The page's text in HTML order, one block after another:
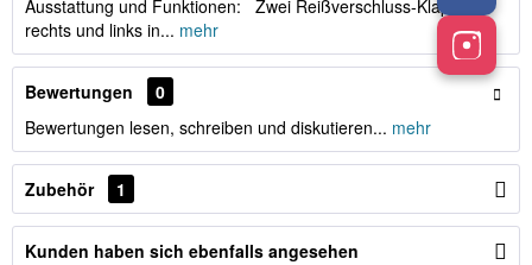
Ausstattung und Funktionen: Zwei Reißverschluss-Klappen
rechts und links in... mehr
Bewertungen
0
Bewertungen lesen, schreiben und diskutieren... mehr
Zubehör 1
Kunden haben sich ebenfalls angesehen